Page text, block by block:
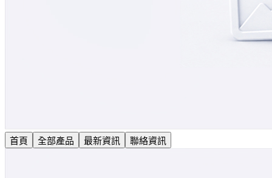
首頁 全部產品 最新資訊 聯絡資訊